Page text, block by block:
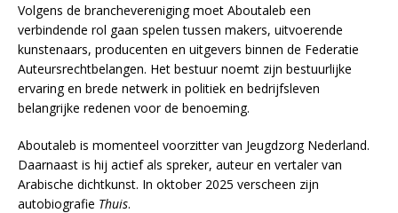
Volgens de branchevereniging moet Aboutaleb een
verbindende rol gaan spelen tussen makers, uitvoerende
kunstenaars, producenten en uitgevers binnen de Federatie
Auteursrechtbelangen. Het bestuur noemt zijn bestuurlijke
ervaring en brede netwerk in politiek en bedrijfsleven
belangrijke redenen voor de benoeming.
Aboutaleb is momenteel voorzitter van Jeugdzorg Nederland.
Daarnaast is hij actief als spreker, auteur en vertaler van
Arabische dichtkunst. In oktober 2025 verscheen zijn
autobiografie Thuis.